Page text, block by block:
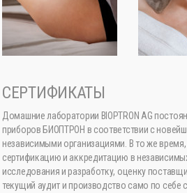
СЕРТИФИКАТЫ
Домашние лаборатории BIOPTRON AG
приборов БИОПТРОН в соответствии с
независимыми организациями. В то же
сертификацию и аккредитацию в
исследования и разработку, оценку
текущий аудит и производство само по